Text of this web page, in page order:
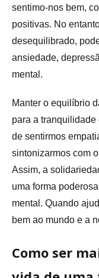
sentimo-nos bem,
positivas. No
desequilibrado,
ansiedade,
mental.
Manter o equilíbrio
para a
de sentirmos
sintonizarmos com
Assim, a
uma forma
mental. Quando
bem ao mundo e a
Como ser